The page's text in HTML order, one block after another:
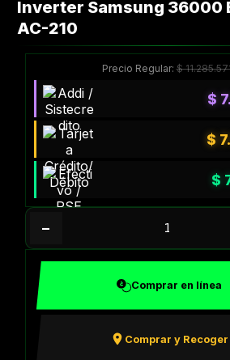
Inverter Samsung 36000
AC-210
Precio Regular:$
$
$
$
−
Comprar en línea
Comprar y Recoger